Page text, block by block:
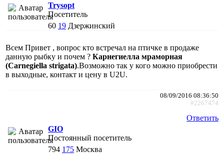
Trysopt
Посетитель
60 19 Дзержинский
Всем Привет , вопрос кто встречал на птичке в продаже
данную рыбку и почем ? Карнегиелла мраморная
(Carnegiella strigata).Возможно так у кого можно приобрести
в выходные, контакт и цену в U2U.
08/09/2016 08:36:50
#2267474
Ответить
GIO
Постоянный посетитель
794 175 Москва